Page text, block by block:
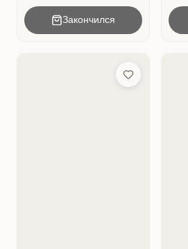
Закончился
Add to Wish List